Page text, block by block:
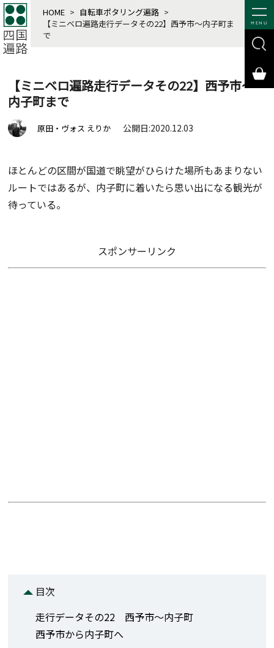
MENU
HOME > 自転車ポタリング遍路 >
【ミニベロ遍路走行データその22】西予市～内子町ま
で
【ミニベロ遍路走行データその22】西予市～
内子町まで
原田・ヴォス えりか 公開日:2020.12.03
ほとんどの区間が国道で眺望がひらけた場所もあまりない
ルートではあるが、内子町に着いたら思い出になる観光が
待っている。
スポンサーリンク
目次
走行データその22 西予市～内子町
西予市から内子町へ